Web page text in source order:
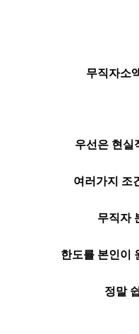
무직자소
우선은 현실
여러가지 조
무직자
한도를 본인이
정말